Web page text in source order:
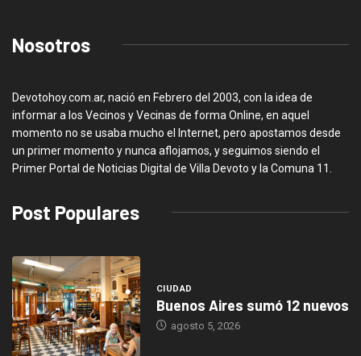
Nosotros
Devotohoy.com.ar, nació en Febrero del 2003, con la idea de
informar a los Vecinos y Vecinas de forma Online, en aquel
momento no se usaba mucho el Internet, pero apostamos desde
un primer momento y nunca aflojamos, y seguimos siendo el
Primer Portal de Noticias Digital de Villa Devoto y la Comuna 11.
Post Populares
CIUDAD
Buenos Aires sumó 12 nuevos
agosto 5, 2026